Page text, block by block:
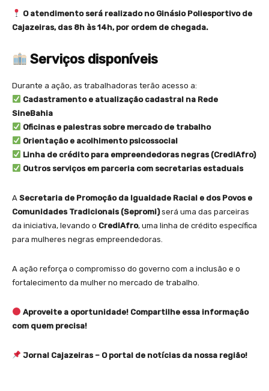
O atendimento será realizado no Ginásio Poliesportivo de
Cajazeiras, das 8h às 14h, por ordem de chegada.
Serviços disponíveis
Durante a ação, as trabalhadoras terão acesso a:
Cadastramento e atualização cadastral na Rede
SineBahia
Oficinas e palestras sobre mercado de trabalho
Orientação e acolhimento psicossocial
Linha de crédito para empreendedoras negras (CrediAfro)
Outros serviços em parceria com secretarias estaduais
A Secretaria de Promoção da Igualdade Racial e dos Povos e
Comunidades Tradicionais (Sepromi)será uma das parceiras
da iniciativa, levando o CrediAfro, uma linha de crédito específica
para mulheres negras empreendedoras.
A ação reforça o compromisso do governo com a inclusão e o
fortalecimento da mulher no mercado de trabalho.
Aproveite a oportunidade! Compartilhe essa informação
com quem precisa!
Jornal Cajazeiras – O portal de notícias da nossa região!